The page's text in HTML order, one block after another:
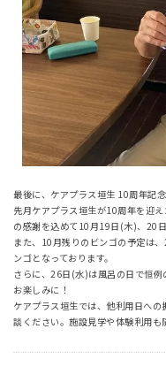
最後に、ケアプラス垣生 10周年記念
先月ケアプラス垣生が10周年を迎
の感謝を込めて10月19日(木)、20
また、10月残りのビンゴの予定は
ンゴとなっております。
さらに、26日(水)は風呂の日で恒例
お楽しみに！
ケアプラス垣生では、他利用日へ
談ください。施設見学や体験利用も